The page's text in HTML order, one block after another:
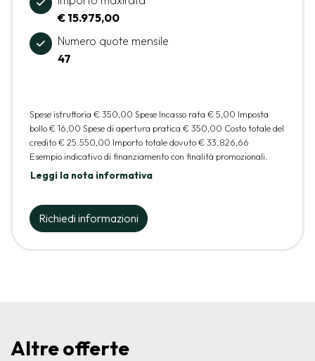
€ 15.975,00
Numero quote mensile
47
Spese istruttoria € 350,00 Spese Incasso rata € 5,00 Imposta
bollo€ 16,00 Spese di apertura pratica € 350,00 Costo totale del
credito€ 25.550,00 Importo totale dovuto€ 33.826,66
Esempio indicativo di finanziamento con finalità promozionali.
Leggi la nota informativa
Richiedi informazioni
Altre offerte